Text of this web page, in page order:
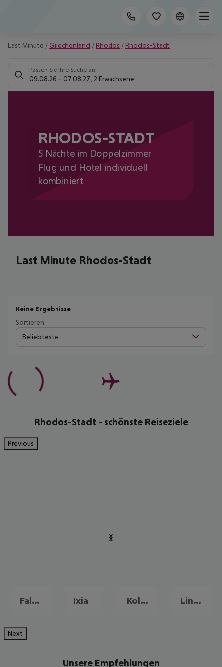
Last Minute / Griechenland / Rhodos / Rhodos-Stadt
Passen Sie Ihre Suche an
09.08.26 – 07.08.27 2 Erwachsene
RHODOS-STADT
5 Nächte im Doppelzimmer
Flug und Hotel individuell
kombiniert
Last Minute Rhodos-Stadt
Keine Ergebnisse
Sortieren:
Beliebteste
Rhodos-Stadt - schönste Reiseziele
Previous
Faliraki Ixia Kolymbia Lindos
Next
Unsere Empfehlungen